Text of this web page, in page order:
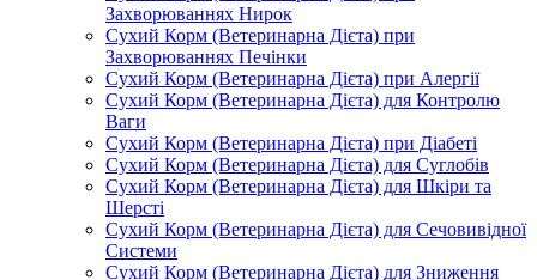
Захворюваннях Нирок
Сухий Корм (Ветеринарна Дієта) при
Захворюваннях Печінки
Сухий Корм (Ветеринарна Дієта) при Алергії
Сухий Корм (Ветеринарна Дієта) для Контролю
Ваги
Сухий Корм (Ветеринарна Дієта) при Діабеті
Сухий Корм (Ветеринарна Дієта) для Суглобів
Сухий Корм (Ветеринарна Дієта) для Шкіри та
Шерсті
Сухий Корм (Ветеринарна Дієта) для Сечовивідної
Системи
Сухий Корм (Ветеринарна Дієта) для Зниження